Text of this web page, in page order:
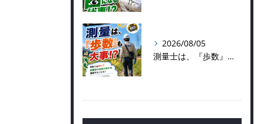
2026/08/05
測量士は、『歩数』も大事！？